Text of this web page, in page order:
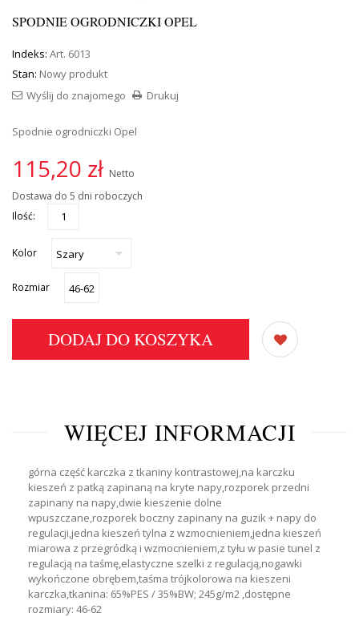
SPODNIE OGRODNICZKI OPEL
Indeks: Art. 6013
Stan: Nowy produkt
Drukuj
Wyślij do znajomego
Spodnie ogrodniczki Opel
115,20 zł Netto
Dostawa do 5 dni roboczych
Ilość:
Kolor
Rozmiar
DODAJ DO KOSZYKA
WIĘCEJ INFORMACJI
górna część karczka z tkaniny kontrastowej,na karczku
kieszeń z patką zapinaną na kryte napy,rozporek przedni
zapinany na napy,dwie kieszenie dolne
wpuszczane,rozporek boczny zapinany na guzik + napy do
regulacji,jedna kieszeń tylna z wzmocnieniem,jedna kieszeń
miarowa z przegródką i wzmocnieniem,z tyłu w pasie tunel z
regulacją na taśmę,elastyczne szelki z regulacją,nogawki
wykończone obrębem,taśma trójkolorowa na kieszeni
karczka,tkanina: 65%PES / 35%BW; 245g/m2 ,dostępne
rozmiary: 46-62